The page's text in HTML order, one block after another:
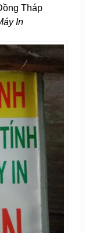
Tháp
In